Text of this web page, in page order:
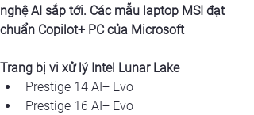
nghệ AI sắp tới. Các mẫu laptop MSI đạt
chuẩn Copilot+ PC của Microsoft
Trang bị vi xử lý Intel Lunar Lake
Prestige 14 AI+ Evo
Prestige 16 AI+ Evo